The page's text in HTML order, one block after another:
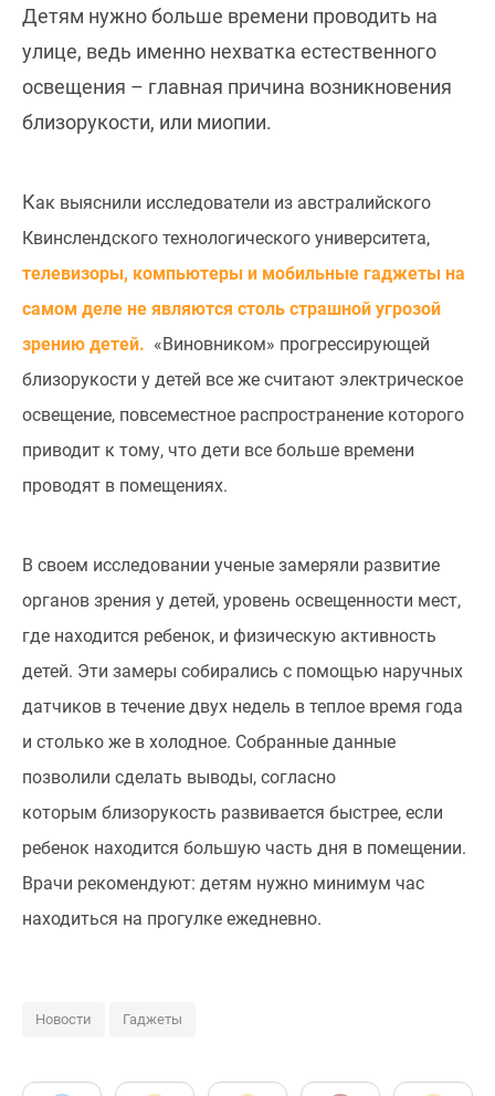
Детям нужно больше времени проводить на
улице, ведь именно нехватка естественного
освещения – главная причина возникновения
близорукости, или миопии.
Как выяснили исследователи из австралийского
Квинслендского технологического университета,
телевизоры, компьютеры и мобильные гаджеты на
самом деле не являются столь страшной угрозой
зрению детей. «Виновником» прогрессирующей
близорукости у детей все же считают электрическое
освещение, повсеместное распространение которого
приводит к тому, что дети все больше времени
проводят в помещениях.
В своем исследовании ученые замеряли развитие
органов зрения у детей, уровень освещенности мест,
где находится ребенок, и физическую активность
детей. Эти замеры собирались с помощью наручных
датчиков в течение двух недель в теплое время года
и столько же в холодное. Собранные данные
позволили сделать выводы, согласно
которым близорукость развивается быстрее, если
ребенок находится большую часть дня в помещении.
Врачи рекомендуют: детям нужно минимум час
находиться на прогулке ежедневно.
Новости Гаджеты